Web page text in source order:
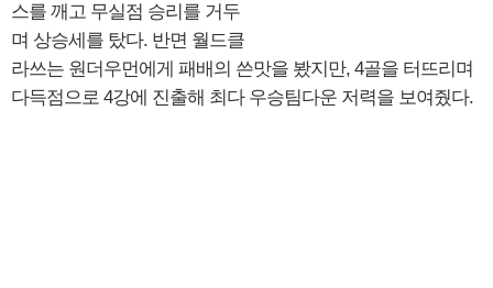
스를 깨고 무실점 승리를 거두
며 상승세를 탔다. 반면 월드클
라쓰는 원더우먼에게 패배의 쓴맛을 봤지만, 4골을 터뜨리며
다득점으로 4강에 진출해 최다 우승팀다운 저력을 보여줬다.